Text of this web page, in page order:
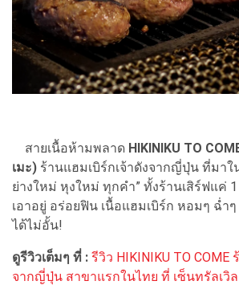
สายเนื้อห้ามพลาด HIKINIKU TO
เมะ) ร้านแฮมเบิร์กเจ้าดังจากญี่ปุ่น ที่มาใ
ย่างใหม่ หุงใหม่ ทุกคำ” ทั้งร้านเสิร์ฟแค่
เอาอยู่ อร่อยฟิน เนื้อแฮมเบิร์ก หอมๆ ฉ่ำ
ได้ไม่อั้น!
ดูรีวิวเต็มๆ ที่ : รีวิว HIKINIKU TO COME
จากญี่ปุ่น สาขาแรกในไทย ที่ เซ็นทรัลเวิ